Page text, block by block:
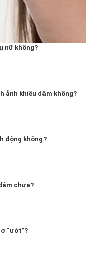
nữ không?
ảnh khiêu dâm không?
động không?
chưa?
“ướt”?